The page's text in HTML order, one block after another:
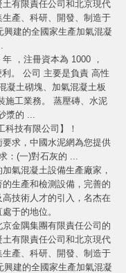
有限責任公司和北京現代
產、科研、開發、制造于
興建的全國家生產加氣混凝
，注冊資本為 1000 ，
。 公司 主要是負責 高性
凝土砌塊、加氣混凝土板
施工業務。 蒸壓磚、水泥
漿的 ...
科技有限公司】！
求，中國水泥網為您提供
：(一)對石灰的 ...
氣混凝土設備生產廠家，
生產和檢測設備，完善的
技術人才的引入，名杰在
于的地位。
金隅集團有限責任公司的
有限責任公司和北京現代
產、科研、開發、制造于
興建的全國家生產加氣混凝